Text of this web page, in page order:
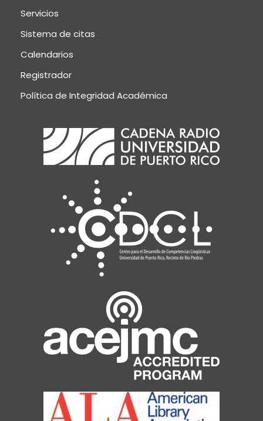
Servicios
Sistema de citas
Calendarios
Registrador
Política de Integridad Académica